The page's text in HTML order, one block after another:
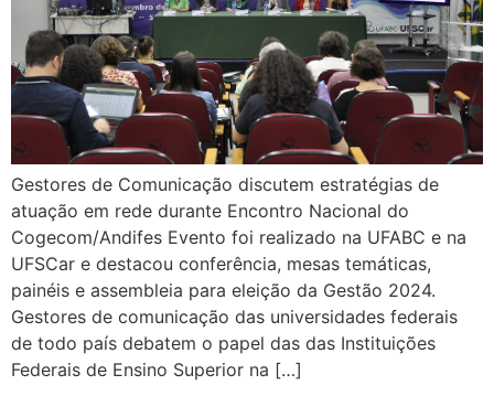
Gestores de Comunicação discutem estratégias de
atuação em rede durante Encontro Nacional do
Cogecom/Andifes Evento foi realizado na UFABC e na
UFSCar e destacou conferência, mesas temáticas,
painéis e assembleia para eleição da Gestão 2024.
Gestores de comunicação das universidades federais
de todo país debatem o papel das das Instituições
Federais de Ensino Superior na […]